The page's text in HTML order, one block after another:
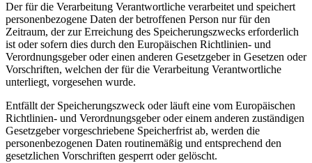
Der für die Verarbeitung Verantwortliche verarbeitet und speichert
personenbezogene Daten der betroffenen Person nur für den
Zeitraum, der zur Erreichung des Speicherungszwecks erforderlich
ist oder sofern dies durch den Europäischen Richtlinien- und
Verordnungsgeber oder einen anderen Gesetzgeber in Gesetzen oder
Vorschriften, welchen der für die Verarbeitung Verantwortliche
unterliegt, vorgesehen wurde.
Entfällt der Speicherungszweck oder läuft eine vom Europäischen
Richtlinien- und Verordnungsgeber oder einem anderen zuständigen
Gesetzgeber vorgeschriebene Speicherfrist ab, werden die
personenbezogenen Daten routinemäßig und entsprechend den
gesetzlichen Vorschriften gesperrt oder gelöscht.